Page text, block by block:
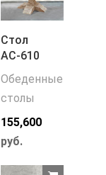
Стол
АС-610
Обеденные
столы
155,600
руб.